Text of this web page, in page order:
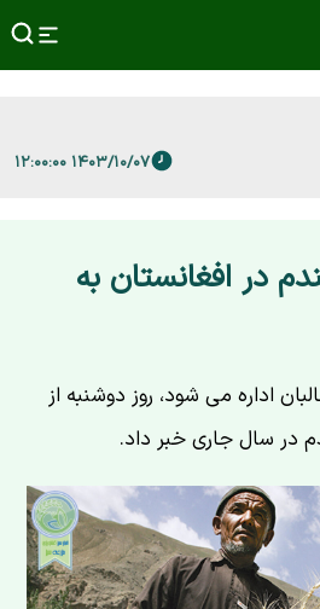
۱۴۰۳/۱۰/۰۷ ۱۲:۰۰:۰۰
در افغانستان به
اداره می شود، روز دوشنبه از
در سال جاری خبر داد.